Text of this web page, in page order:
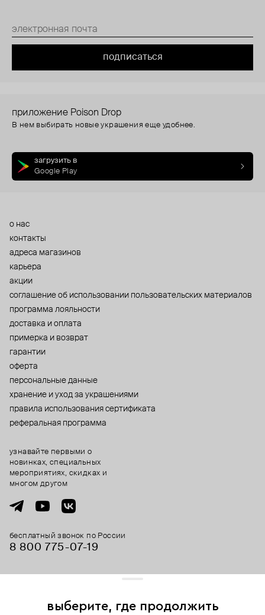
подписаться
приложение Poison Drop
В нем выбирать новые украшения еще удобнее.
загрузить в
Google Play
о нас
контакты
адреса магазинов
карьера
акции
cоглашение об использовании пользовательских материалов
программа лояльности
доставка и оплата
примерка и возврат
гарантии
оферта
персональные данные
хранение и уход за украшениями
правила использования сертификата
реферальная программа
бесплатный звонок по России
8 800 775⁠-07⁠-19
узнавайте первыми о
новинках, специальных
мероприятиях, скидках и
многом другом
выберите, где продолжить